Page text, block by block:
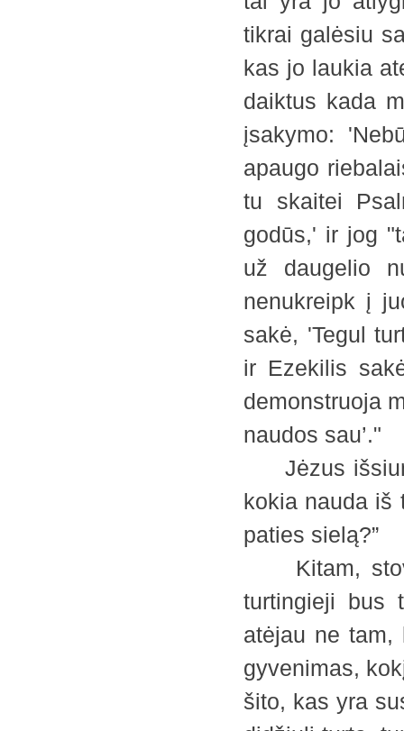
tikrai galėsiu
kas jo laukia
daiktus kada
įsakymo:
apaugo
tu skaitei
godūs,' ir jog
už daugelio
nenukreipk į
sakė, 'Tegul
ir Ezekilis
demonstruoja
naudos sau’."
Jėzus
kokia nauda iš
paties sielą?”
Kitam,
turtingieji bus
atėjau ne tam,
gyvenimas,
šito, kas yra